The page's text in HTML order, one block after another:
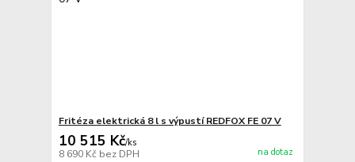
Fritéza elektrická 8 l s výpustí REDFOX FE 07 V
10 515 Kč/ks
8 690 Kč bez DPH na dotaz